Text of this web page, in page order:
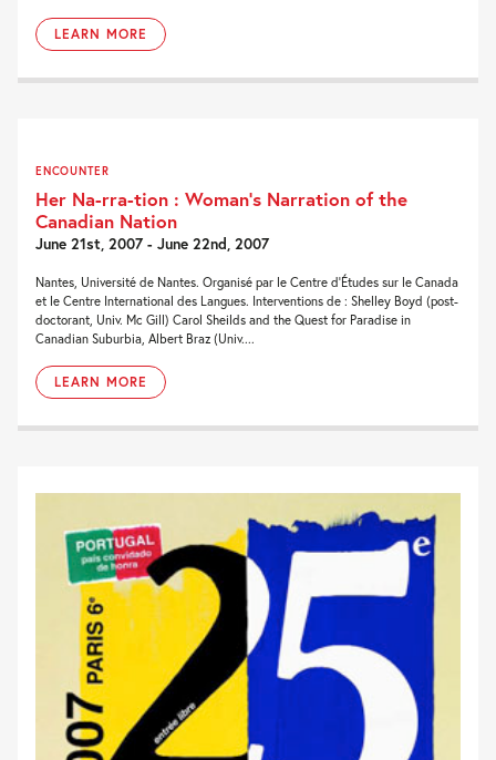
LEARN MORE
ENCOUNTER
Her Na-rra-tion : Woman’s Narration of the
Canadian Nation
June 21st, 2007 - June 22nd, 2007
Nantes, Université de Nantes. Organisé par le Centre d’Études sur le Canada
et le Centre International des Langues. Interventions de : Shelley Boyd (post-
doctorant, Univ. Mc Gill) Carol Sheilds and the Quest for Paradise in
Canadian Suburbia, Albert Braz (Univ....
LEARN MORE